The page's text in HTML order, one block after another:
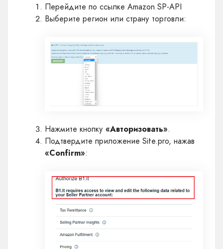
Перейдите по ссылке Amazon SP-API
Выберите регион или страну торговли:
Нажмите кнопку «Авторизовать».
Подтвердите приложение Site.pro, нажав
«Confirm»: